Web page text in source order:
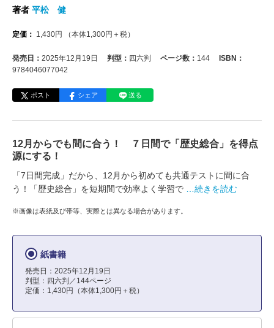
著者 平松 健
定価： 1,430円 （本体1,300円＋税）
発売日： 2025年12月19日 判型： 四六判 ページ数： 144
ISBN：
9784046077042
ポスト シェア 送る
12月からでも間に合う！ ７日間で「歴史総合」を得点
源にする！
「7日間完成」だから、12月から初めても共通テストに間に合
う！「歴史総合」を短期間で効率よく学習で
…続きを読む
※画像は表紙及び帯等、実際とは異なる場合があります。
紙書籍
発売日：2025年12月19日
判型：四六判／144ページ
定価：1,430円（本体1,300円＋税）